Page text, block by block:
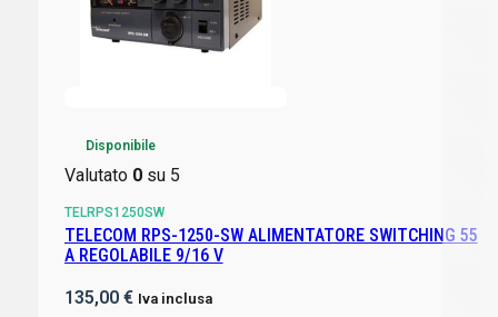
Disponibile
Valutato 0su 5
TELRPS1250SW
TELECOM RPS-1250-SW ALIMENTATORE SWITCHING 55
A REGOLABILE 9/16 V
135,00 € Iva inclusa